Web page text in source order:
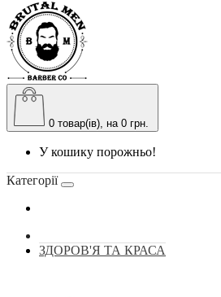
0 товар(ів), на 0 грн.
У кошику порожньо!
Категорії
ЗДОРОВ'Я ТА КРАСА